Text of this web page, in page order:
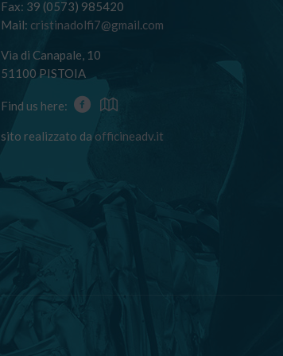
Fax: 39 (0573) 985420
Mail: cristinadolfi7@gmail.com
Via di Canapale, 10
51100 PISTOIA
Find us here:
sito realizzato da officineadv.it